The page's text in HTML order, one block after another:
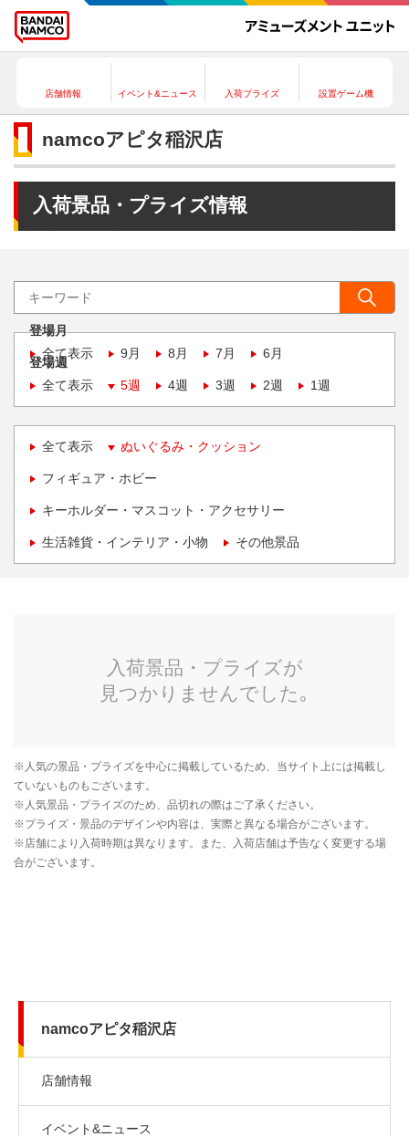
店舗情報 イベント&ニュース 入荷プライズ 設置ゲーム機
namcoアピタ稲沢店
入荷景品・プライズ情報
登場月
全て表示
9月 8月 7月 6月
登場週
全て表示
5週 4週 3週 2週 1週
全て表示 ぬいぐるみ・クッション
フィギュア・ホビー
キーホルダー・マスコット・アクセサリー
生活雑貨・インテリア・小物 その他景品
namcoアピタ稲沢店
店舗情報
イベント&ニュース